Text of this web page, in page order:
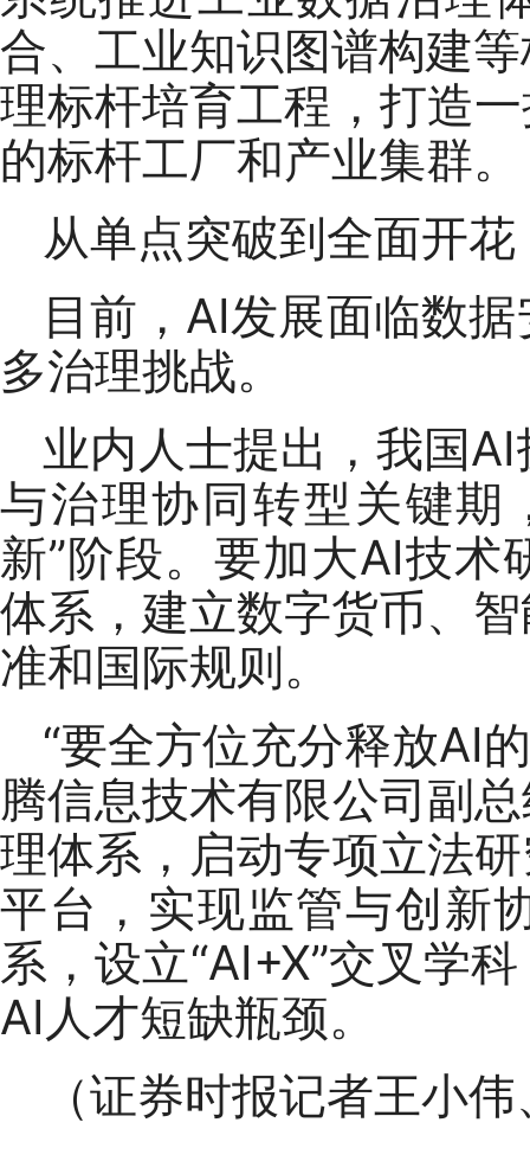
合、工业知识图谱构建
理标杆培育工程，打造
的标杆工厂和产业集群。
从单点突破到全面开花
目前，AI发展面临数
多治理挑战。
业内人士提出，我国
与治理协同转型关键期
新”阶段。要加大AI技
体系，建立数字货币、
准和国际规则。
“要全方位充分释放AI
腾信息技术有限公司副
理体系，启动专项立法
平台，实现监管与创新
系，设立“AI+X”交叉学
AI人才短缺瓶颈。
（证券时报记者王小